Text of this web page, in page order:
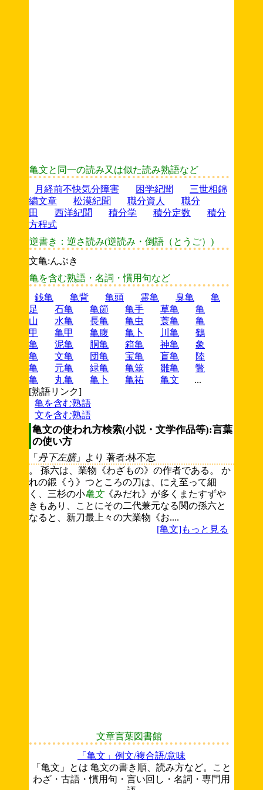
亀文と同一の読み又は似た読み熟語など
月経前不快気分障害
困学紀聞
三世相錦
繍文章
松漠紀聞 職分資人
職分
田
西洋紀聞 積分学 積分定数
積分
方程式
逆書き：逆さ読み(逆読み・倒語（とうご）)
文亀:んぶき
亀を含む熟語・名詞・慣用句など
銭亀
亀背 亀頭 霊亀 臭亀
亀
足
石亀 亀節 亀手 草亀
亀
山
水亀 長亀 亀虫 蓑亀
亀
甲
亀甲 亀腹 亀卜 川亀
鶴
亀
泥亀 胴亀 箱亀 神亀
象
亀
文亀 団亀 宝亀 盲亀
陸
亀
元亀 緑亀 亀筮 雛亀
鼈
亀
丸亀 亀卜 亀祐 亀文
...
[熟語リンク]
亀を含む熟語
文を含む熟語
亀文の使われ方検索(小説・文学作品等):言葉
の使い方
「 丹下左膳」より 著者:林不忘
。 孫六は、業物《わざもの》の作者である。 か
れの鍛《う》つところの刀は、にえ至って細
く、三杉の小亀文《みだれ》が多くまたすずや
きもあり、ことにその二代兼元なる関の孫六と
なると、新刀最上々の大業物《お....
[亀文]もっと見る
文章言葉図書館
「亀文」例文/複合語/意味
「亀文」とは 亀文の書き順、読み方など。こと
わざ・古語・慣用句・言い回し・名詞・専門用